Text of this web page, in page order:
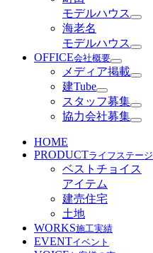
モデルハウス
海老名
モデルハウス
OFFICE会社概要
メディア掲載
建Tube
スタッフ募集
協力会社募集
HOME
PRODUCTライフステー
ベストチョイス
アイテム
建売住宅
土地
WORKS施工実績
EVENTイベント